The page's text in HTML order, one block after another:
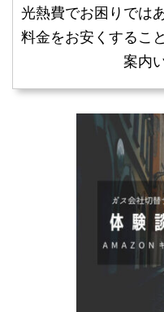
光熱費でお困りでは
料金をお安くするこ
案内